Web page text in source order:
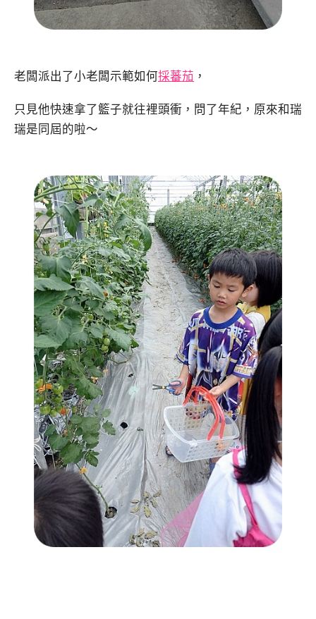
老闆派出了小老闆示範如何採蕃茄 ，
只見他快速拿了籃子就往裡頭衝，問了年紀，原來和瑞
瑞是同屆的啦～